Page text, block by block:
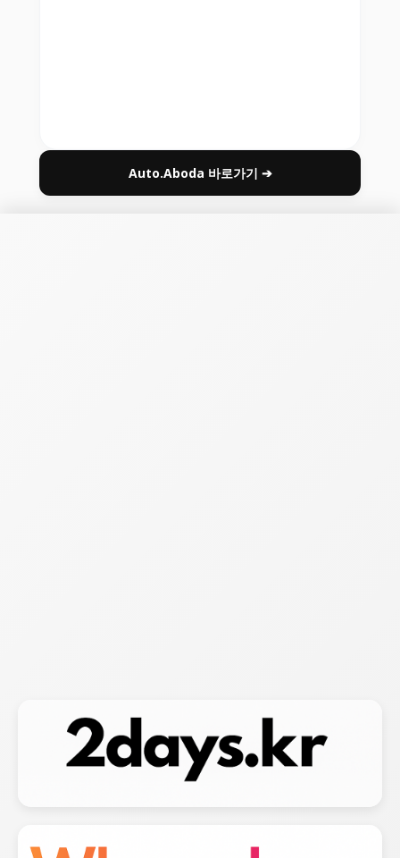
Auto.Aboda 바로가기 ➔